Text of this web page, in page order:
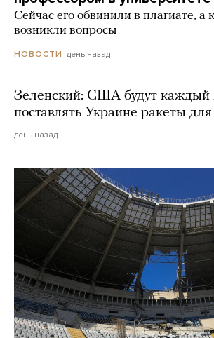
Сейчас его обвинили в плагиате, а
возникли вопросы
НОВОСТИ день назад
Зеленский: США будут каждый
поставлять Украине ракеты
день назад